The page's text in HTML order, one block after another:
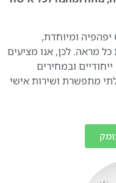
ומיוחדת,
מראה. לכן, אנו מציעים
ובמחירים
מתפשרת ושירות אישי